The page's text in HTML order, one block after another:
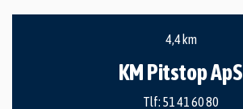
4,4 km
KM Pitstop ApS
Tlf: 51 41 60 80